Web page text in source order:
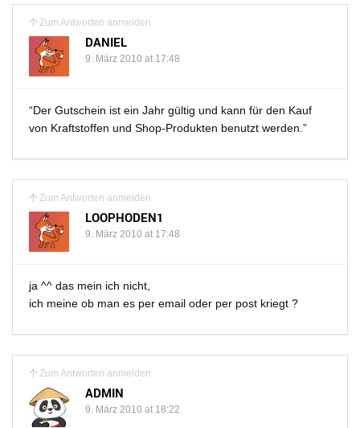
Zum Antworten anmelden
DANIEL
9. März 2010 at 17:48
“Der Gutschein ist ein Jahr gültig und kann für den Kauf
von Kraftstoffen und Shop-Produkten benutzt werden.”
Zum Antworten anmelden
LOOPHODEN1
9. März 2010 at 17:48
ja ^^ das mein ich nicht,
ich meine ob man es per email oder per post kriegt ?
Zum Antworten anmelden
ADMIN
9. März 2010 at 18:22